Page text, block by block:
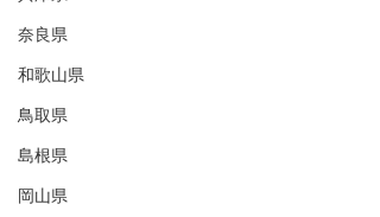
奈良県
和歌山県
鳥取県
島根県
岡山県